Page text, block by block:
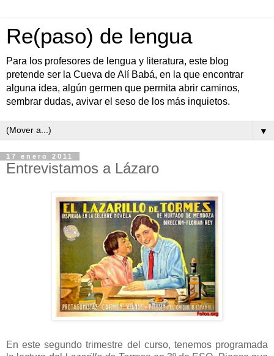
Re(paso) de lengua
Para los profesores de lengua y literatura, este blog
pretende ser la Cueva de Alí Babá, en la que encontrar
alguna idea, algún germen que permita abrir caminos,
sembrar dudas, avivar el seso de los más inquietos.
▼
17 enero 2011
Entrevistamos a Lázaro
En este segundo trimestre del curso, tenemos programada